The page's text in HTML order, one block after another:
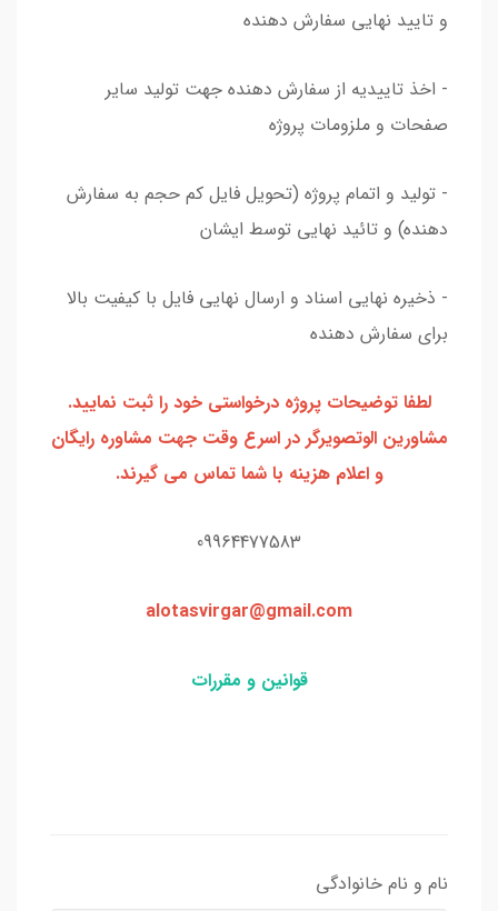
و تایید نهایی سفارش دهنده
- اخذ تاییدیه از سفارش دهنده جهت تولید سایر
صفحات و ملزومات پروژه
- تولید و اتمام پروژه (تحویل فایل کم حجم به سفارش
دهنده) و تائید نهایی توسط ایشان
- ذخیره نهایی اسناد و ارسال نهایی فایل با کیفیت بالا
برای سفارش دهنده
لطفا توضیحات پروژه درخواستی خود را ثبت نمایید.
مشاورین الوتصویرگر در اسرع وقت جهت مشاوره رایگان
و اعلام هزینه با شما تماس می گیرند.
09964477583
alotasvirgar@gmail.com
قوانین و مقررات
نام و نام خانوادگی